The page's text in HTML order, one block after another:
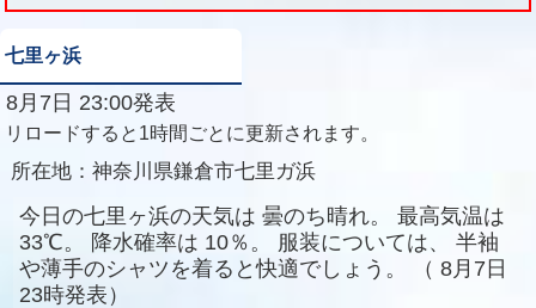
七里ヶ浜
8月7日 23:00発表
リロードすると1時間ごとに更新されます。
所在地： 神奈川県鎌倉市七里ガ浜
今日の七里ヶ浜の天気は 曇のち晴れ。
最高気温は
33℃。
降水確率は 10％。 服装については、
半袖
や薄手のシャツを着ると快適でしょう。
（ 8月7日
23時発表）